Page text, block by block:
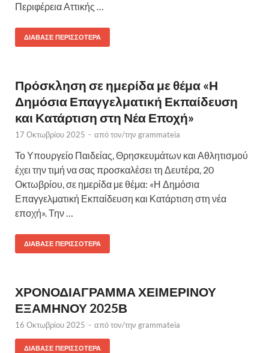
Περιφέρεια Αττικής …
ΔΙΆΒΑΣΕ ΠΕΡΙΣΣΌΤΕΡΑ
Πρόσκληση σε ημερίδα με θέμα «Η
Δημόσια Επαγγελματική Εκπαίδευση
και Κατάρτιση στη Νέα Εποχή»
17 Οκτωβρίου 2025 - από τον/την grammateia
Το Υπουργείο Παιδείας, Θρησκευμάτων και Αθλητισμού
έχει την τιμή να σας προσκαλέσει τη Δευτέρα, 20
Οκτωβρίου, σε ημερίδα με θέμα: «Η Δημόσια
Επαγγελματική Εκπαίδευση και Κατάρτιση στη νέα
εποχή». Την …
ΔΙΆΒΑΣΕ ΠΕΡΙΣΣΌΤΕΡΑ
ΧΡΟΝΟΔΙΑΓΡΑΜΜΑ ΧΕΙΜΕΡΙΝΟΥ
ΕΞΑΜΗΝΟΥ 2025Β
16 Οκτωβρίου 2025 - από τον/την grammateia
ΔΙΆΒΑΣΕ ΠΕΡΙΣΣΌΤΕΡΑ